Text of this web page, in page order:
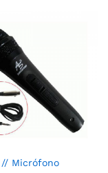
// Micrófono